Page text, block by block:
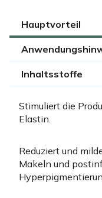
Hauptvorteil
Inhaltsstoffe
Stimuliert die
Elastin.
Reduziert und
Makeln und